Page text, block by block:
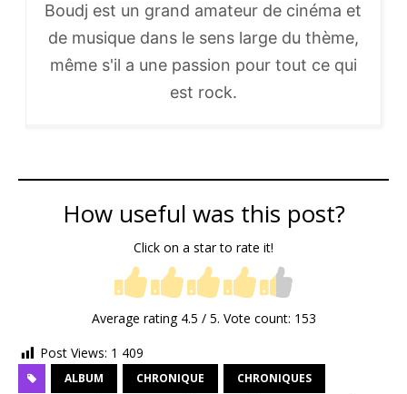
Boudj est un grand amateur de cinéma et
de musique dans le sens large du thème,
même s'il a une passion pour tout ce qui
est rock.
How useful was this post?
Click on a star to rate it!
Average rating 4.5 / 5. Vote count: 153
Post Views: 1 409
ALBUM CHRONIQUE CHRONIQUES